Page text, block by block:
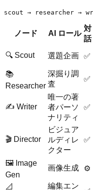
ノード AI ロール
対
話
🔍 Scout 選題企画 ✅
📚
Researcher
深掘り調
査
✅
✍️ Writer
唯一の著
者パーソ
ナリティ
✅
🎬 Director
ビジュア
ルディレ
クター
✅
🖼️ Image
Gen
画像生成 ⚙️
📐
編集エン